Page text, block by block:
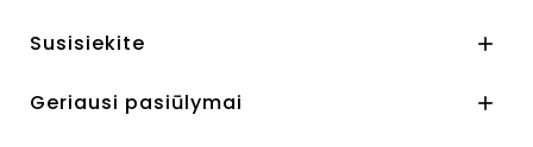
Susisiekite 
Geriausi pasiūlymai 